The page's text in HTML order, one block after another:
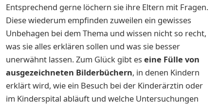
Entsprechend gerne löchern sie ihre Eltern mit Fragen.
Diese wiederum empfinden zuweilen ein gewisses
Unbehagen bei dem Thema und wissen nicht so recht,
was sie alles erklären sollen und was sie besser
unerwähnt lassen. Zum Glück gibt es eine Fülle von
ausgezeichneten Bilderbüchern, in denen Kindern
erklärt wird, wie ein Besuch bei der Kinderärztin oder
im Kinderspital abläuft und welche Untersuchungen